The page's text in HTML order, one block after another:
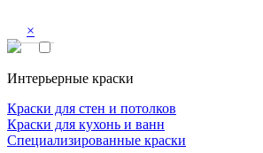
×
Интерьерные краски
Краски для стен и потолков
Краски для кухонь и ванн
Специализированные краски